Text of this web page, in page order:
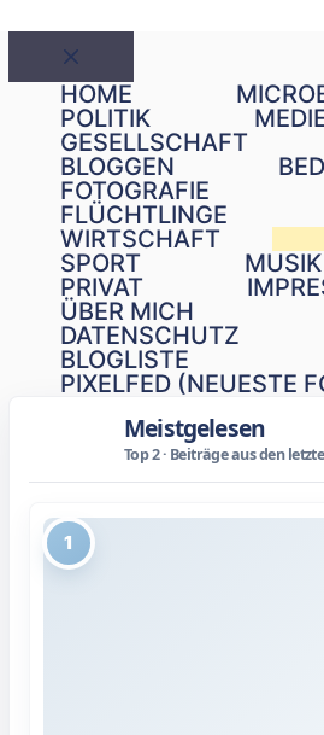
Schließen
HOME
POLITIK
GESELLSCHAFT
BLOGGEN
FOTOGRAFIE
FLÜCHTLINGE
WIRTSCHAFT
SPORT
MUSIK
PRIVAT
ÜBER MICH
DATENSCHUTZ
BLOGLISTE
PIXELFED (NEUESTE
Meistgelesen
Top 2 · Beiträge aus den
1